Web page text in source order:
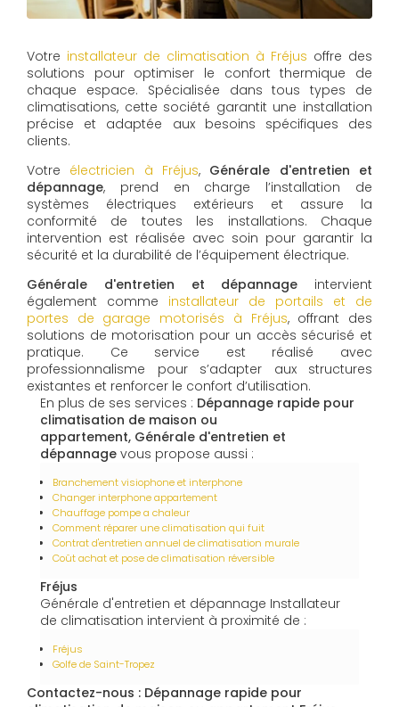
Votre installateur de climatisation à Fréjus offre des
solutions pour optimiser le confort thermique de
chaque espace. Spécialisée dans tous types de
climatisations, cette société garantit une installation
précise et adaptée aux besoins spécifiques des
clients.
Votre électricien à Fréjus, Générale d'entretien et
dépannage, prend en charge l’installation de
systèmes électriques extérieurs et assure la
conformité de toutes les installations. Chaque
intervention est réalisée avec soin pour garantir la
sécurité et la durabilité de l’équipement électrique.
Générale d'entretien et dépannage intervient
également comme installateur de portails et de
portes de garage motorisés à Fréjus, offrant des
solutions de motorisation pour un accès sécurisé et
pratique. Ce service est réalisé avec
professionnalisme pour s’adapter aux structures
existantes et renforcer le confort d’utilisation.
En plus de ses services : Dépannage rapide pour
climatisation de maison ou
appartement, Générale d'entretien et
dépannage vous propose aussi :
Branchement visiophone et interphone
Changer interphone appartement
Chauffage pompe a chaleur
Comment réparer une climatisation qui fuit
Contrat d'entretien annuel de climatisation murale
Coût achat et pose de climatisation réversible
Fréjus
Générale d'entretien et dépannage Installateur
de climatisation intervient à proximité de :
Fréjus
Golfe de Saint-Tropez
Contactez-nous : Dépannage rapide pour